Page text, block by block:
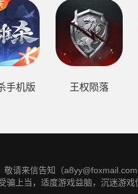
手机版 王权陨落
请来信告知（a8yy@foxmail.com
上当，适度游戏益脑，沉迷游